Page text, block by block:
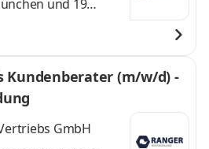
und 19
Kundenberater (m/w/d) -
GmbH